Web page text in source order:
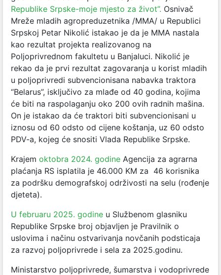
Republike Srpske-moje mjesto za život”. Osnivač
Mreže mladih agropreduzetnika /MMA/ u Republici
Srpskoj Petar Nikolić istakao je da je MMA nastala
kao rezultat projekta realizovanog na
Poljoprivrednom fakultetu u Banjaluci. Nikolić je
rekao da je prvi rezultat zagovaranja u korist mladih
u poljoprivredi subvencionisana nabavka traktora
“Belarus”, isključivo za mlađe od 40 godina, kojima
će biti na raspolaganju oko 200 ovih radnih mašina.
On je istakao da će traktori biti subvencionisani u
iznosu od 60 odsto od cijene koštanja, uz 60 odsto
PDV-a, kojeg će snositi Vlada Republike Srpske.
Krajem oktobra 2024. godine Agencija za agrarna
plaćanja RS isplatila je 46.000 KM za 46 korisnika
za podršku demografskoj održivosti na selu (rođenje
djeteta).
U februaru 2025. godine u Službenom glasniku
Republike Srpske broj objavljen je Pravilnik o
uslovima i načinu ostvarivanja novčanih podsticaja
za razvoj poljoprivrede i sela za 2025.godinu.
Ministarstvo poljoprivrede, šumarstva i vodoprivrede